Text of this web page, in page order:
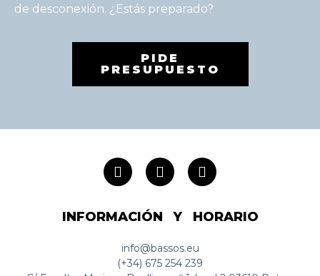
de desconexión. ¿Estás preparado?
PIDE
PRESUPUESTO
INFORMACIÓN Y HORARIO
info@bassos.eu
(+34) 675 254 239